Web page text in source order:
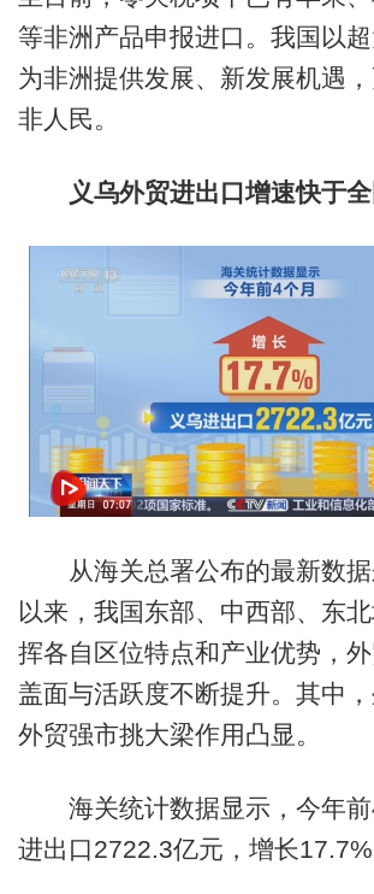
等非洲产品申报进口。我国以
为非洲提供发展、新发展机遇
非人民。
义乌外贸进出口增速快于
从海关总署公布的最新数据
以来，我国东部、中西部、东
挥各自区位特点和产业优势，
盖面与活跃度不断提升。其中，
外贸强市挑大梁作用凸显。
海关统计数据显示，今年前
进出口2722.3亿元，增长17.7%